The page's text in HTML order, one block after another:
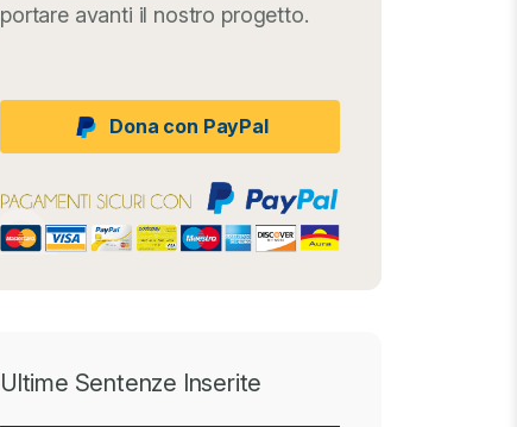
portare avanti il nostro progetto.
Dona con PayPal
Ultime Sentenze Inserite